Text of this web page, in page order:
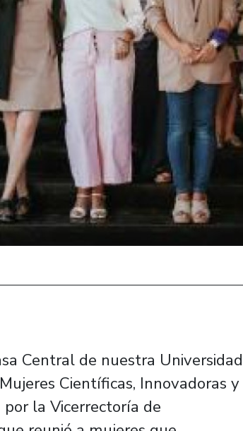
Central de nuestra Universidad
Científicas, Innovadoras y
la Vicerrectoría de